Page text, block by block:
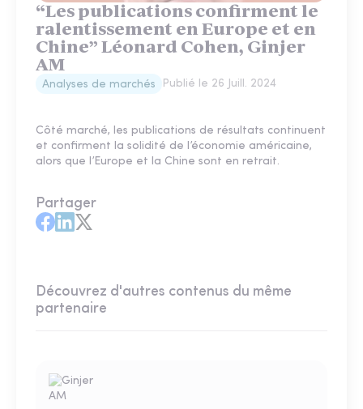
“Les publications confirment le
ralentissement en Europe et en
Chine” Léonard Cohen, Ginjer
AM
Analyses de marchés Publié le 26 Juill. 2024
Côté marché, les publications de résultats continuent
et confirment la solidité de l’économie américaine,
alors que l’Europe et la Chine sont en retrait.
Partager
Découvrez d'autres contenus du même
partenaire